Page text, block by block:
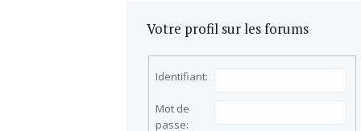
Votre profil sur les forums
Identifiant:
Mot de
passe: